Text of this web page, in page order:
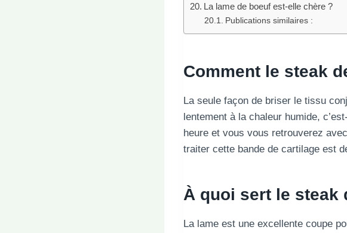
La lame de boeuf est-elle chère ?
Publications similaires :
Comment le steak
La seule façon de briser le tissu
lentement à la chaleur humide,
heure et vous vous retrouverez
traiter cette bande de cartilage est
À quoi sert le steak
La lame est une excellente coupe